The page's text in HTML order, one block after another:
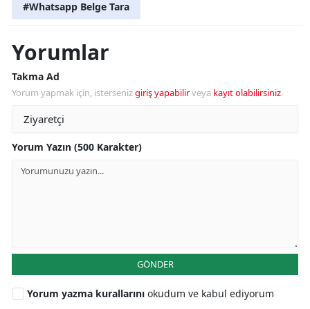
#Whatsapp Belge Tara
Yorumlar
Takma Ad
Yorum yapmak için, istersenizgiriş yapabilirveya kayıt olabilirsiniz.
Yorum Yazın (500 Karakter)
GÖNDER
Yorum yazma kurallarını okudum ve kabul ediyorum